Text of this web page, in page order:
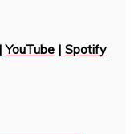
|YouTube | Spotify